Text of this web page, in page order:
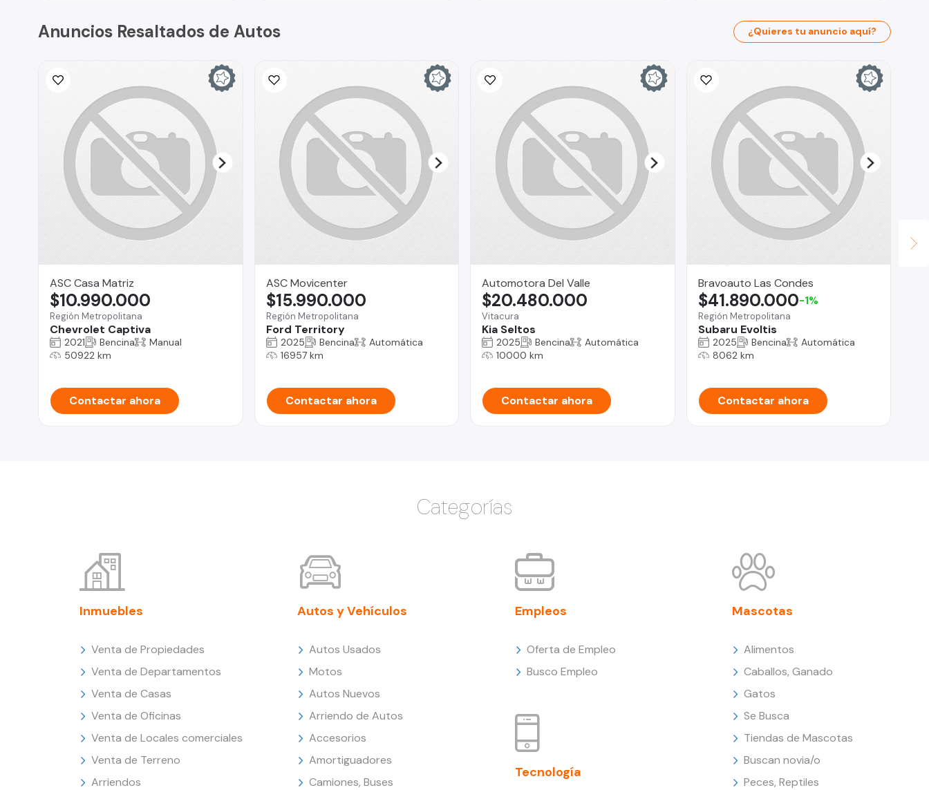
Anuncios Resaltados de Autos ¿Quieres tu anuncio aquí?
ASC Casa Matriz
Región Metropolitana
Chevrolet Captiva
$10.990.000
2021 Bencina
Manual
50922 km
Contactar ahora
ASC Movicenter
Región Metropolitana
Ford Territory
$15.990.000
2025 Bencina
Automática
16957 km
Contactar ahora
Automotora Del Valle
Vitacura
Kia Seltos
$20.480.000
2025 Bencina
Automática
10000 km
Contactar ahora
Bravoauto Las Condes
Región Metropolitana
Subaru Evoltis
$41.890.000-1%
2025 Bencina
Automática
8062 km
Contactar ahora
Categorías
Inmuebles
Venta de Propiedades
Venta de Departamentos
Venta de Casas
Venta de Oficinas
Venta de Locales comerciales
Venta de Terreno
Arriendos
Autos y Vehículos
Autos Usados
Motos
Autos Nuevos
Arriendo de Autos
Accesorios
Amortiguadores
Camiones, Buses
Empleos
Oferta de Empleo
Busco Empleo
Tecnología
Mascotas
Alimentos
Caballos, Ganado
Gatos
Se Busca
Tiendas de Mascotas
Buscan novia/o
Peces, Reptiles